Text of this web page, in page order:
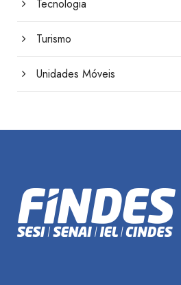
Tecnologia
Turismo
Unidades Móveis